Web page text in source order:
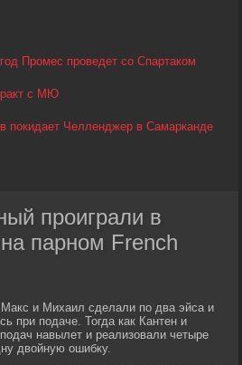
Промес проведет со Спартаком
с МЮ
покидает Челленджер в Самарканде
проиграли в
парном French
и Михаил сделали по два эйса и
при подаче. Тогда как Кантен и
навылет и реализовали четыре
двойную ошибку.